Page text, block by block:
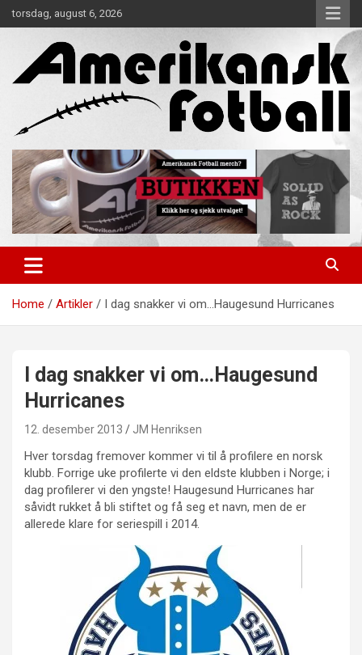
Skip
to
torsdag, august 6, 2026
Amerikansk Fotball
Home Artikler I dag snakker vi om…Haugesund Hurricanes
I dag snakker vi om…Haugesund
Hurricanes
12. desember 2013 JM Henriksen
Hver torsdag fremover kommer vi til å profilere en norsk
klubb. Forrige uke profilerte vi den eldste klubben i Norge; i
dag profilerer vi den yngste! Haugesund Hurricanes har
såvidt rukket å bli stiftet og få seg et navn, men de er
allerede klare for seriespill i 2014.